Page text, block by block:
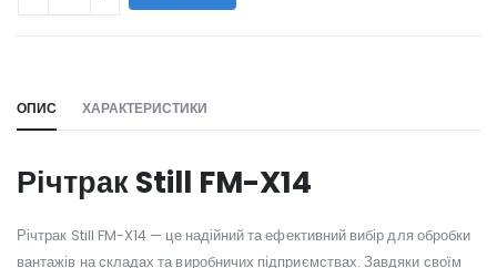
ОПИС ХАРАКТЕРИСТИКИ
Річтрак Still FM-X14
Річтрак Still FM-X14 — це надійний та ефективний вибір для обробки
вантажів на складах та виробничих підприємствах. Завдяки своїм